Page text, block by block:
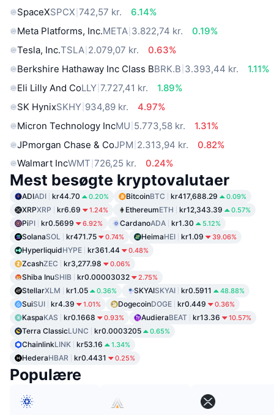
SpaceXSPCX 742,57 kr.
6.14%
Meta Platforms, Inc.META 3.822,74 kr.
0.19%
Tesla, Inc.TSLA 2.079,07 kr.
0.63%
Berkshire Hathaway Inc Class BBRK.B 3.393,44 kr.
1.11%
Eli Lilly And CoLLY 7.727,41 kr.
1.89%
SK HynixSKHY 934,89 kr.
4.97%
Micron Technology IncMU 5.773,58 kr.
1.31%
JPmorgan Chase & CoJPM 2.313,94 kr.
0.82%
Walmart IncWMT 726,25 kr. 0.24%
Mest besøgte kryptovalutaer
ADIADI kr44.70 0.20% BitcoinBTC kr417,688.29 0.09%
XRPXRP kr6.69 1.24% EthereumETH kr12,343.39 0.57%
PiPI kr0.5699 6.92% CardanoADA kr1.30 5.12%
SolanaSOL kr471.75 0.74% HeimaHEI kr1.09 39.06%
HyperliquidHYPE kr361.44 0.48%
ZcashZEC kr3,277.98 0.06%
Shiba InuSHIB kr0.00003032 2.75%
StellarXLM kr1.05 0.36% SKYAISKYAI kr0.5911 48.88%
SuiSUI kr4.39 1.01% DogecoinDOGE kr0.449 0.36%
KaspaKAS kr0.1668 0.93% AudieraBEAT kr13.36 10.57%
Terra ClassicLUNC kr0.0003205 0.65%
ChainlinkLINK kr53.16 1.34%
HederaHBAR kr0.4431 0.25%
Populære